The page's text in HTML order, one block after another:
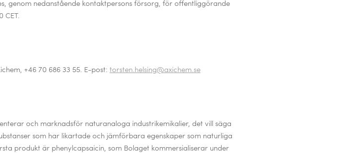
genom nedanstående kontaktpersons försorg, för offentliggörande
CET.
+46 70 686 33 55. E-post: torsten.helsing@axichem.se
och marknadsför naturanaloga industrikemikalier, det vill säga
som har likartade och jämförbara egenskaper som naturliga
produkt är phenylcapsaicin, som Bolaget kommersialiserar under